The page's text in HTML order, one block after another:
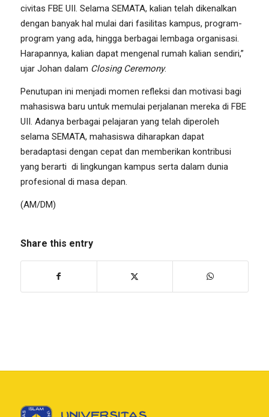
civitas FBE UII. Selama SEMATA, kalian telah dikenalkan
dengan banyak hal mulai dari fasilitas kampus, program-
program yang ada, hingga berbagai lembaga organisasi.
Harapannya, kalian dapat mengenal rumah kalian sendiri,”
ujar Johan dalam Closing Ceremony.
Penutupan ini menjadi momen refleksi dan motivasi bagi
mahasiswa baru untuk memulai perjalanan mereka di FBE
UII. Adanya berbagai pelajaran yang telah diperoleh
selama SEMATA, mahasiswa diharapkan dapat
beradaptasi dengan cepat dan memberikan kontribusi
yang berarti di lingkungan kampus serta dalam dunia
profesional di masa depan.
(AM/DM)
Share this entry